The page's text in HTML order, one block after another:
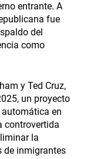
entrante. A
fue
del
como
y Ted Cruz,
un proyecto
en
controvertida
la
de inmigrantes